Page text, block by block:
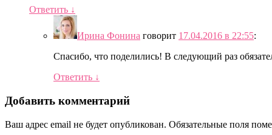
Ответить ↓
Ирина Фонина говорит 17.04.2016 в 22:55:
Спасибо, что поделились! В следующий раз
Ответить ↓
Добавить комментарий
Ваш адрес email не будет опубликован. Обязательные поля